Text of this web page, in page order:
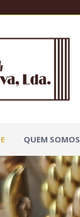
QUEM SOMOS